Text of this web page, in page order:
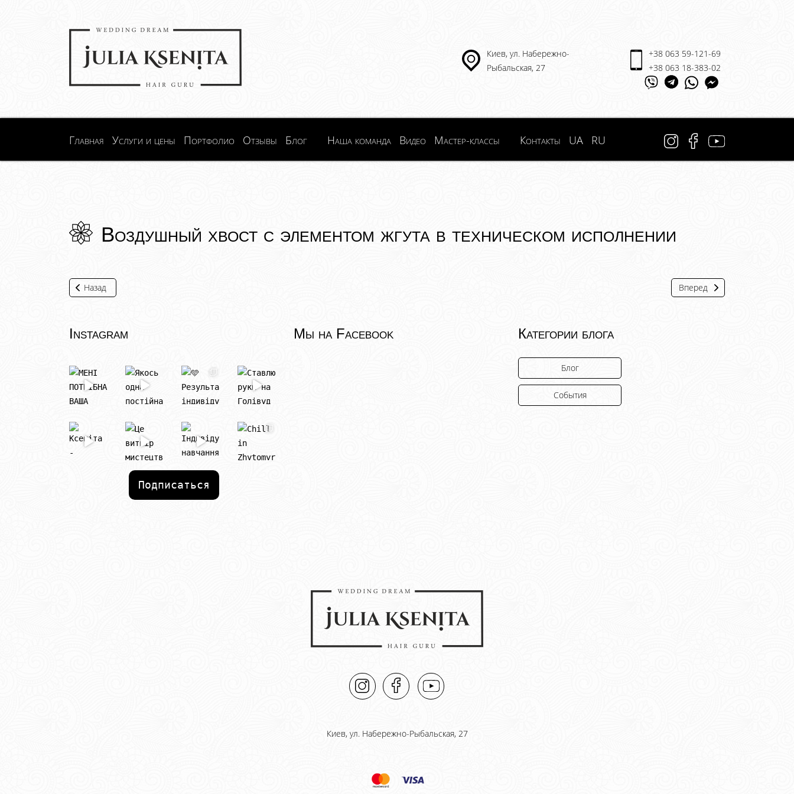
Киев, ул. Набережно-
Рыбальская, 27
+38 063 59-121-69
+38 063 18-383-02
Главная Услуги и цены Портфолио Отзывы Блог Наша команда Видео Мастер-классы Контакты UA RU
Воздушный хвост с элементом жгута в техническом исполнении
Назад Вперед
Instagram
Подписаться
Мы на Facebook Категории блога
Блог
События
Киев, ул. Набережно-Рыбальская, 27